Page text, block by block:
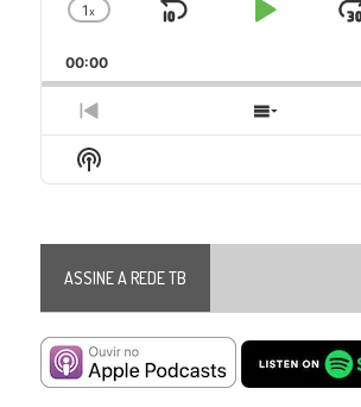
Change
Rate
1x
Skip
Play
00:00
Previous
Episode
Show
Show
Podcast
ASSINE A REDE TB